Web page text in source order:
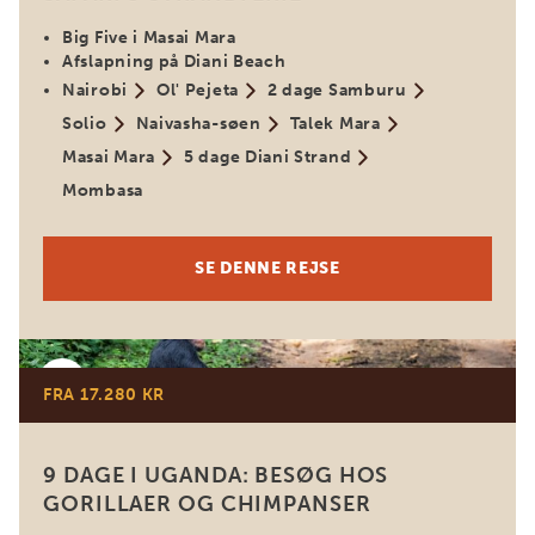
Big Five i Masai Mara
Afslapning på Diani Beach
Nairobi
Ol' Pejeta
2 dage Samburu
Solio
Naivasha-søen
Talek Mara
Masai Mara
5 dage Diani Strand
Mombasa
SE DENNE REJSE
Uganda
FRA 17.280 KR
9 DAGE I UGANDA: BESØG HOS
GORILLAER OG CHIMPANSER